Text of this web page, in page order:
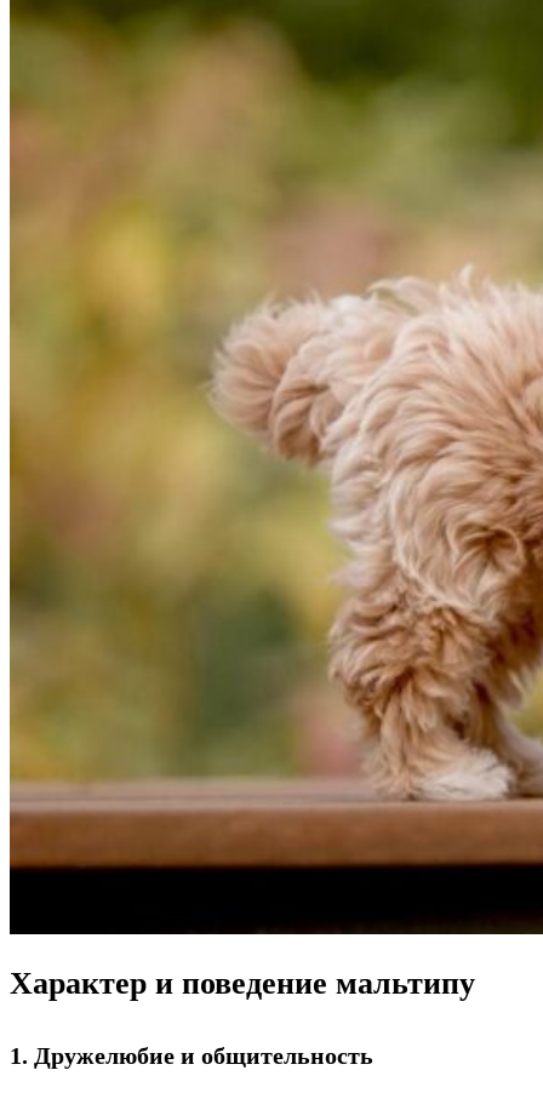
Характер и поведение мальтипу
1. Дружелюбие и общительность